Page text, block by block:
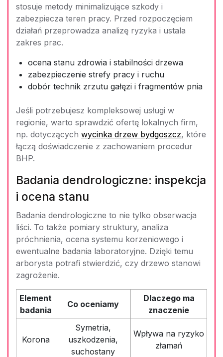
stosuje metody minimalizujące szkody i
zabezpiecza teren pracy. Przed rozpoczęciem
działań przeprowadza analizę ryzyka i ustala
zakres prac.
ocena stanu zdrowia i stabilności drzewa
zabezpieczenie strefy pracy i ruchu
dobór technik zrzutu gałęzi i fragmentów pnia
Jeśli potrzebujesz kompleksowej usługi w
regionie, warto sprawdzić ofertę lokalnych firm,
np. dotyczących wycinka drzew bydgoszcz, które
łączą doświadczenie z zachowaniem procedur
BHP.
Badania dendrologiczne: inspekcja
i ocena stanu
Badania dendrologiczne to nie tylko obserwacja
liści. To także pomiary struktury, analiza
próchnienia, ocena systemu korzeniowego i
ewentualne badania laboratoryjne. Dzięki temu
arborysta potrafi stwierdzić, czy drzewo stanowi
zagrożenie.
Element
badania
Co oceniamy
Dlaczego ma
znaczenie
Korona
Symetria,
uszkodzenia,
suchostany
Wpływa na ryzyko
złamań